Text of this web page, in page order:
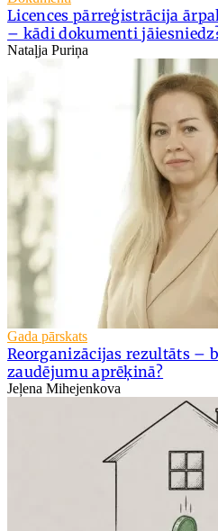
Licences pārreģistrācija
– kādi dokumenti
Nataļja Puriņa
Gada pārskats
Reorganizācijas rezultāts –
zaudējumu aprēķinā?
Jeļena Mihejenkova